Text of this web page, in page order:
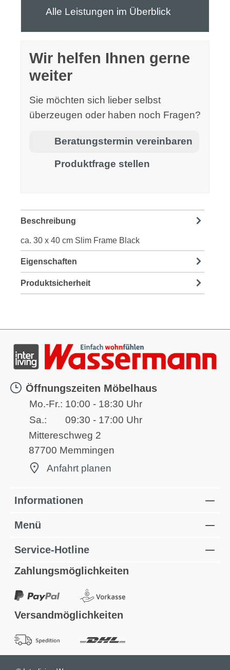
Alle Leistungen im Überblick
Wir helfen Ihnen gerne
weiter
Sie möchten sich lieber selbst
überzeugen oder haben noch Fragen?
Beratungstermin vereinbaren
Produktfrage stellen
Beschreibung
ca. 30 x 40 cm Slim Frame Black
Eigenschaften
Produktsicherheit
Öffnungszeiten Möbelhaus
Mo.-Fr.: 10:00 - 18:30 Uhr
Sa.:
09:30 - 17:00 Uhr
Mittereschweg 2
87700 Memmingen
Anfahrt planen
Informationen
Menü
Service-Hotline
Zahlungsmöglichkeiten
Versandmöglichkeiten